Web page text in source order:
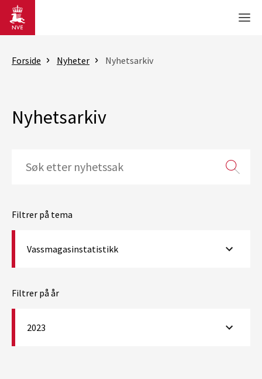
Gå til hovedinnhold
Forside Nyheter Nyhetsarkiv
Nyhetsarkiv
Filtrer på tema
Vassmagasinstatistikk
Filtrer på år
2023